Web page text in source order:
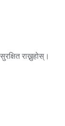
राख्नुहोस्।